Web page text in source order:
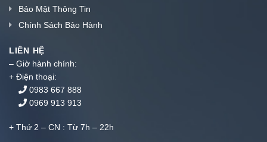
+ Điện thoại:
0983 667 888
0969 913 913
+ Thứ 2 – CN : Từ 7h – 22h
CHẤP NHẬN THANH TOÁN